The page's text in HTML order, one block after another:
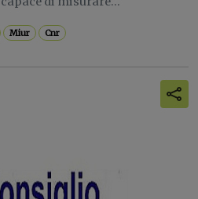
Miur Cnr